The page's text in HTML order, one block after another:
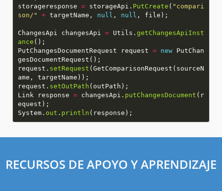
storageresponse =storageApi. PutCreate ( "compari
son/"
+targetName, null , null
ChangesApi changesApi =Utils. getChangesApiInst
ance
PutChangesDocumentRequest request = newPutChan
request. setRequest (GetComparisonRequest(sourceN
request. setOutPath
Link response =changesApi. putChangesDocument (r
System. out . println
RECURSOS DE APOYO Y APRENDIZAJE